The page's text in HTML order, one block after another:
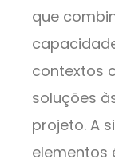
que
contextos
soluções
projeto. A
elementos